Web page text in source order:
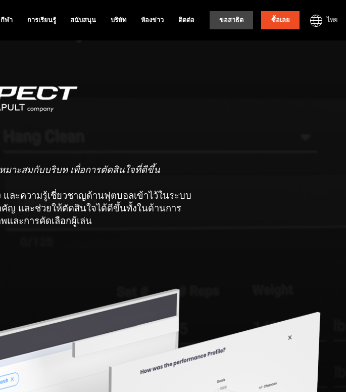
กีฬา การเรียนรู้ สนับสนุน บริษัท ห้องข่าว ติดต่อ ขอสาธิต ซื้อเลย ไทย
มาะสมกับบริบท เพื่อการตัดสินใจที่ดีขึ้น
ละความรู้เชี่ยวชาญด้านฟุตบอลเข้าไว้ในระบบ
ำคัญ และช่วยให้ตัดสินใจได้ดีขึ้นทั้งในด้านการ
และการคัดเลือกผู้เล่น